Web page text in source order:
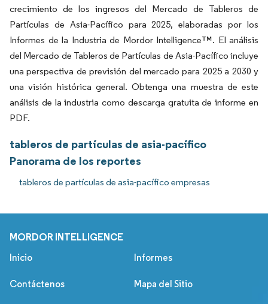
crecimiento de los ingresos del Mercado de Tableros de
Partículas de Asia-Pacífico para 2025, elaboradas por los
Informes de la Industria de Mordor Intelligence™. El análisis
del Mercado de Tableros de Partículas de Asia-Pacífico incluye
una perspectiva de previsión del mercado para 2025 a 2030 y
una visión histórica general. Obtenga una muestra de este
análisis de la industria como descarga gratuita de informe en
PDF.
tableros de partículas de asia-pacífico
Panorama de los reportes
tableros de partículas de asia-pacífico empresas
MORDOR INTELLIGENCE
Inicio Informes
Contáctenos Mapa del Sitio